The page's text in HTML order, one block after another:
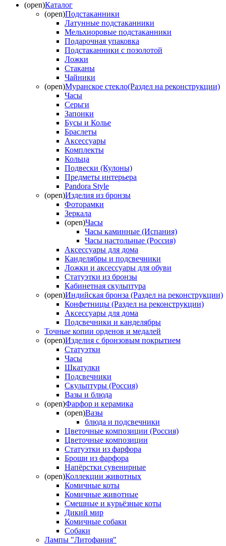
(open)Каталог
(open)Подстаканники
Латунные подстаканники
Мельхиоровые подстаканники
Подарочная упаковка
Подстаканники с позолотой
Ложки
Стаканы
Чайники
(open)Муранское стекло(Раздел на реконструкции)
Часы
Серьги
Запонки
Бусы и Колье
Браслеты
Аксессуары
Комплекты
Кольца
Подвески (Кулоны)
Предметы интерьера
Pandora Style
(open)Изделия из бронзы
Фоторамки
Зеркала
(open)Часы
Часы каминные (Испания)
Часы настольные (Россия)
Аксессуары для дома
Канделябры и подсвечники
Ложки и аксессуары для обуви
Статуэтки из бронзы
Кабинетная скульптура
(open)Индийская бронза (Раздел на реконструкции)
Конфетницы (Раздел на реконструкции)
Аксессуары для дома
Подсвечники и канделябры
Точные копии орденов и медалей
(open)Изделия с бронзовым покрытием
Статуэтки
Часы
Шкатулки
Подсвечники
Скульптуры (Россия)
Вазы и блюда
(open)Фарфор и керамика
(open)Вазы
блюда и подсвечники
Цветочные композиции (Россия)
Цветочные композиции
Статуэтки из фарфора
Броши из фарфора
Напёрстки сувенирные
(open)Коллекции животных
Комичные коты
Комичные животные
Смешные и курьёзные коты
Дикий мир
Комичные собаки
Собаки
Лампы "Литофания"